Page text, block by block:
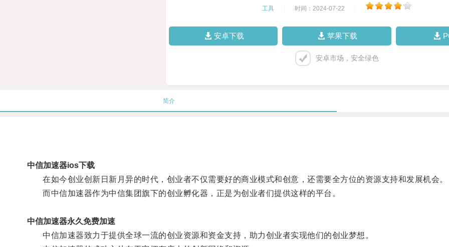
工具 时间：2024-07-22
安卓下载 苹果下载
安卓市场，安全绿色
简介
中信加速器ios下载
在如今创业创新日新月异的时代，创业者不仅需要好的商业模式和创意，还需要全方位的资源支持和发展机会。
而中信加速器作为中信集团旗下的创业孵化器，正是为创业者们提供这样的平台。
中信加速器永久免费加速
中信加速器致力于提供全球一流的创业资源和资金支持，助力创业者实现他们的创业梦想。